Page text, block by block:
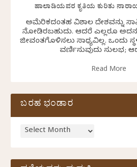
ಹಾಲಾಡಿಯವರ ಕೃತಿಯ ಕುರಿತು
ಅಮೆರಿಕದಂತಹ ವಿಶಾಲ ದೇಶವನ್ನು
ನೋಡಿರಬಹುದು. ಆದರೆ ಎಲ್ಲರೂ
ಜೀವಂತಗೊಳಿಸಲು ಸಾಧ್ಯವಿಲ್ಲ. ಒಂದು
ವರ್ಣಿಸುವುದು ಸುಲಭ;
Read More
ಬರಹ ಭಂಡಾರ